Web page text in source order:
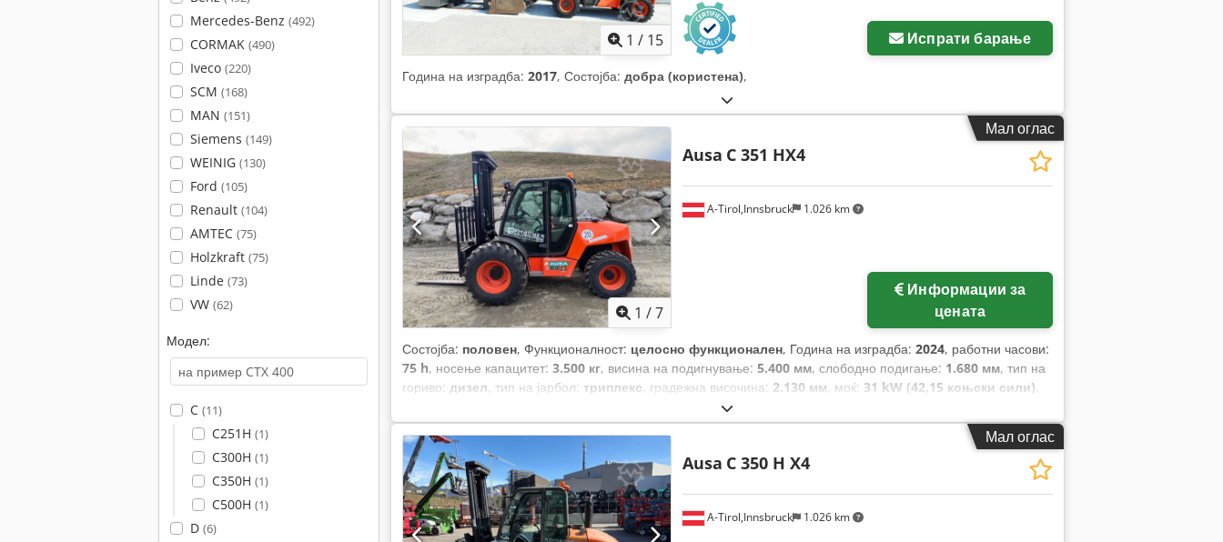
Mercedes-Benz (492)
CORMAK (490)
Iveco (220)
SCM (168)
MAN (151)
Siemens (149)
WEINIG (130)
Ford (105)
Renault (104)
AMTEC (75)
Holzkraft (75)
Linde (73)
VW (62)
Модел:
C (11)
C251H (1)
C300H (1)
C350H (1)
C500H (1)
D (6)
1 / 15 Испрати барање
Година на изградба: 2017, Состојба: добра (користена),
Мал оглас
1 /7
A-Tirol,Innsbruck 1.026 km
Ausa C 351 HX4
цената
Состојба: половен, Функционалност: целосно функционален, Година на изградба: 2024, работни часови:
75 h, носење капацитет: 3.500 кг, висина на подигнување: 5.400 мм, слободно подигање: 1.680 мм, тип на
гориво: дизел, тип на јарбол: триплекс, градежна височина: 2.130 мм, моќ: 31 kW (42,15 коњски сили),
5.837 кг
градежна ширина:2.050 мм,
Мал оглас
A-Tirol,Innsbruck 1.026 km
Ausa C 350 H X4